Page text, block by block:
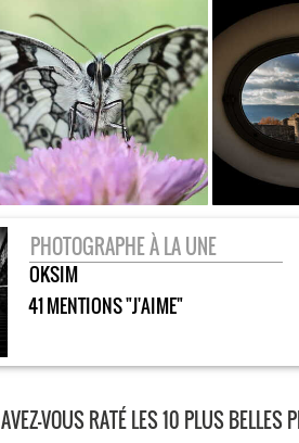
PHOTOGRAPHE À LA UNE
OKSIM
41 MENTIONS "J'AIME"
AVEZ-VOUS RATÉ LES 10 PLUS BELLES